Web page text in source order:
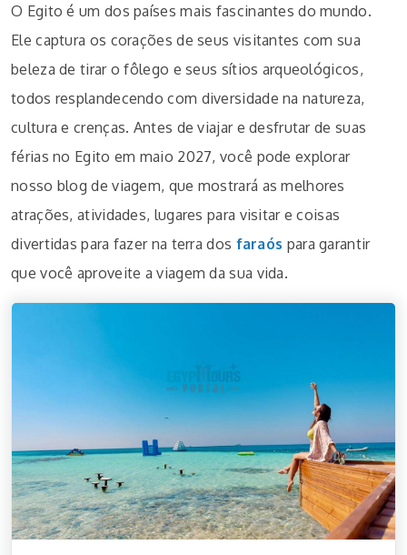
O Egito é um dos países mais fascinantes do mundo.
Ele captura os corações de seus visitantes com sua
beleza de tirar o fôlego e seus sítios arqueológicos,
todos resplandecendo com diversidade na natureza,
cultura e crenças. Antes de viajar e desfrutar de suas
férias no Egito em maio 2027, você pode explorar
nosso blog de viagem, que mostrará as melhores
atrações, atividades, lugares para visitar e coisas
divertidas para fazer na terra dos faraós para garantir
que você aproveite a viagem da sua vida.